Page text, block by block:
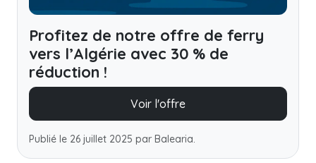
Profitez de notre offre de ferry
vers l’Algérie avec 30 % de
réduction !
Voir l'offre
Publié le 26 juillet 2025 par Balearia.